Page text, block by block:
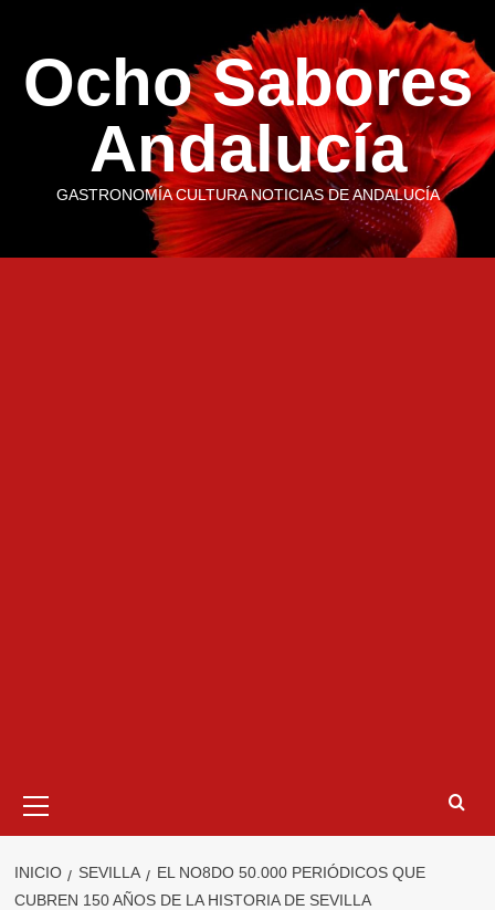
contenido
Ocho Sabores
Andalucía
GASTRONOMÍA CULTURA NOTICIAS DE ANDALUCÍA
primario
INICIO SEVILLA
EL NO8DO 50.000 PERIÓDICOS QUE
CUBREN 150 AÑOS DE LA HISTORIA DE SEVILLA